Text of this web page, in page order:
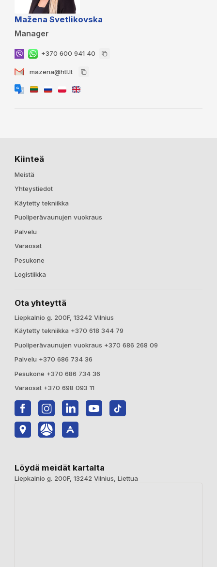
Mažena Svetlikovska
Manager
+370 600 941 40
mazena@htl.lt
Kiinteä
Meistä
Yhteystiedot
Käytetty tekniikka
Puoliperävaunujen vuokraus
Palvelu
Varaosat
Pesukone
Logistiikka
Ota yhteyttä
Liepkalnio g. 200F, 13242 Vilnius
Käytetty tekniikka +370 618 344 79
Puoliperävaunujen vuokraus +370 686 268 09
Palvelu +370 686 734 36
Pesukone +370 686 734 36
Varaosat +370 698 093 11
Löydä meidät kartalta
Liepkalnio g. 200F, 13242 Vilnius, Liettua